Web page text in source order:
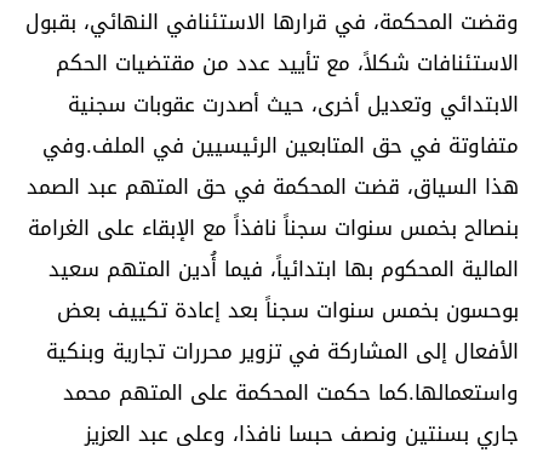
وقضت المحكمة، في قرارها الاستئنافي النهائي، بقبول
الاستئنافات شكلاً، مع تأييد عدد من مقتضيات الحكم
الابتدائي وتعديل أخرى، حيث أصدرت عقوبات سجنية
متفاوتة في حق المتابعين الرئيسيين في الملف.وفي
هذا السياق، قضت المحكمة في حق المتهم عبد الصمد
بنصالح بخمس سنوات سجناً نافذاً مع الإبقاء على الغرامة
المالية المحكوم بها ابتدائياً، فيما أُدين المتهم سعيد
بوحسون بخمس سنوات سجناً بعد إعادة تكييف بعض
الأفعال إلى المشاركة في تزوير محررات تجارية وبنكية
واستعمالها.كما حكمت المحكمة على المتهم محمد
جاري بسنتين ونصف حبسا نافذا، وعلى عبد العزيز